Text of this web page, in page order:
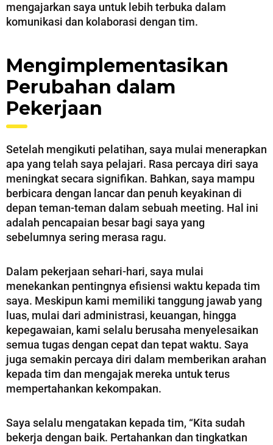
mengajarkan saya untuk lebih terbuka dalam
komunikasi dan kolaborasi dengan tim.
Mengimplementasikan
Perubahan dalam
Pekerjaan
Setelah mengikuti pelatihan, saya mulai menerapkan
apa yang telah saya pelajari. Rasa percaya diri saya
meningkat secara signifikan. Bahkan, saya mampu
berbicara dengan lancar dan penuh keyakinan di
depan teman-teman dalam sebuah meeting. Hal ini
adalah pencapaian besar bagi saya yang
sebelumnya sering merasa ragu.
Dalam pekerjaan sehari-hari, saya mulai
menekankan pentingnya efisiensi waktu kepada tim
saya. Meskipun kami memiliki tanggung jawab yang
luas, mulai dari administrasi, keuangan, hingga
kepegawaian, kami selalu berusaha menyelesaikan
semua tugas dengan cepat dan tepat waktu. Saya
juga semakin percaya diri dalam memberikan arahan
kepada tim dan mengajak mereka untuk terus
mempertahankan kekompakan.
Saya selalu mengatakan kepada tim, “Kita sudah
bekerja dengan baik. Pertahankan dan tingkatkan